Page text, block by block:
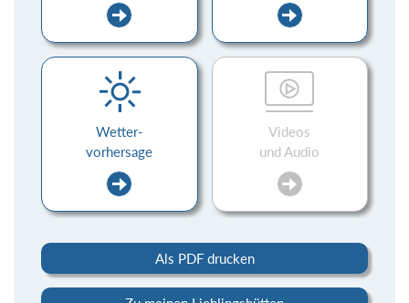
Wetter-
vorhersage
Videos
und Audio
Als PDF drucken